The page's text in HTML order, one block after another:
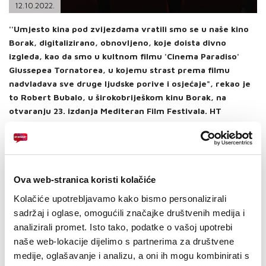
Ova web-stranica koristi kolačiće
Kolačiće upotrebljavamo kako bismo personalizirali
sadržaj i oglase, omogućili značajke društvenih medija i
analizirali promet. Isto tako, podatke o vašoj upotrebi
naše web-lokacije dijelimo s partnerima za društvene
medije, oglašavanje i analizu, a oni ih mogu kombinirati s
PODRŠKA
TELEFONSKI IMENIK
12.10.2022.
''Umjesto kina pod zvijezdama vratili smo se u naše kino
Borak, digitalizirano, obnovljeno, koje doista divno
izgleda, kao da smo u kultnom filmu 'Cinema Paradiso'
Giussepea Tornatorea, u kojemu strast prema filmu
nadvladava sve druge ljudske porive i osjećaje", rekao je
to Robert Bubalo, u širokobriješkom kinu Borak, na
otvaranju 23. izdanja Mediteran Film Festivala. HT
Bubalo je istaknuo kako su organizatori mediteranskog festivala
ove godine složili odličan program od 45 naslova, te da će, uz
mnogo drugih kulturnih događaja. Dodao je kako će kroz ovih pet
doslovce s cijelog Mediterana, pa i šire - iz Izraela, Libanona, Grčke,
Španjolske, Italije, Francuske, Slovenije, Srbije, Hrvatske, Ukrajine.
Uz filmove, MFF već desetak godina brine i za mlade te je i ovoga
puta dio ovog festivala i međunarodna filmska škola kroz koju
srednjoškolci iz nekoliko zemalja, uz voditelje i mentore iz SAD-a,